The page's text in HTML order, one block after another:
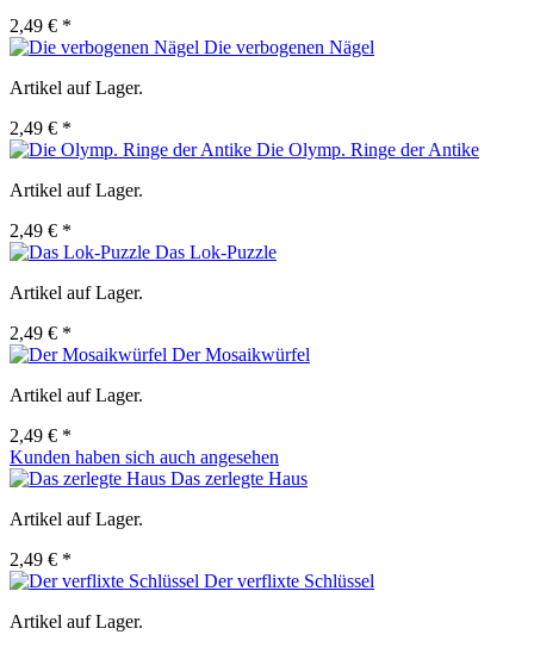
2,49 € *
Die verbogenen Nägel
Artikel auf Lager.
2,49 € *
Die Olymp. Ringe der Antike
Artikel auf Lager.
2,49 € *
Das Lok-Puzzle
Artikel auf Lager.
2,49 € *
Der Mosaikwürfel
Artikel auf Lager.
2,49 € *
Kunden haben sich auch angesehen
Das zerlegte Haus
Artikel auf Lager.
2,49 € *
Der verflixte Schlüssel
Artikel auf Lager.